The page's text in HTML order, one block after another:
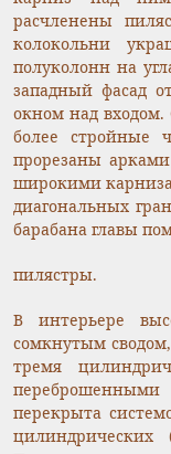
расчленены
колокольни
полуколонн на
западный фасад
окном над
более стройные
прорезаны
широкими
диагональных
барабана главы
пилястры.
В интерьере
сомкнутым
тремя
перекрыта